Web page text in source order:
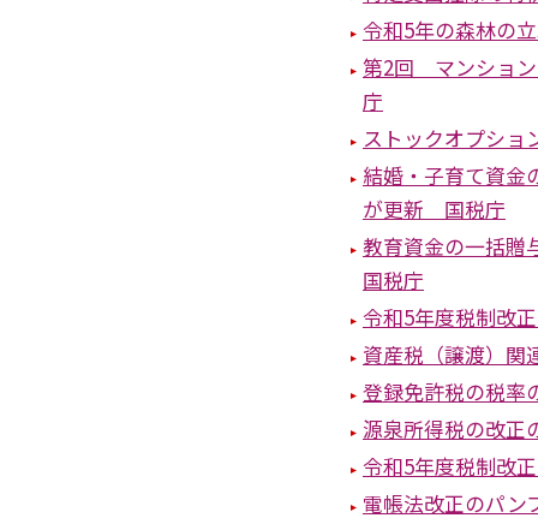
令和5年の森林の
第2回 マンショ
庁
ストックオプシ
結婚・子育て資
が更新 国税庁
教育資金の一括
国税庁
令和5年度税制改
資産税（譲渡）
登録免許税の税
源泉所得税の改正
令和5年度税制改
電帳法改正のパ